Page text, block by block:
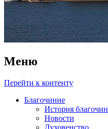
Меню
Перейти к контенту
Благочиние
История
Новости
Духовенство